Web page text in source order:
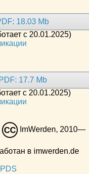
18.03 Mb
с 20.01.2025)
17.7 Mb
с 20.01.2025)
CC
ImWerden, 2010—
в imwerden.de